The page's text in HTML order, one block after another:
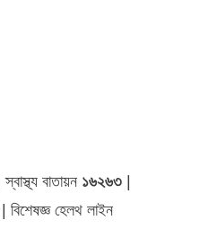
| স্বাস্থ্য বাতায়ন ১৬২৬৩
| বিশেষজ্ঞ হেলথ লাইন